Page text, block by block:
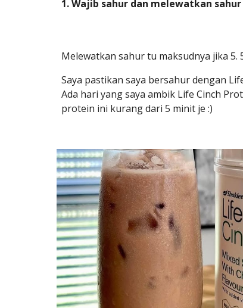
1. Wajib sahur dan melewatkan sahur
Melewatkan sahur tu maksudnya jika 5.
Saya pastikan saya bersahur dengan
Ada hari yang saya ambik Life Cinch
protein ini kurang dari 5 minit je :)